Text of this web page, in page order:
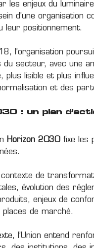
les enjeux du
d’une organisation
leur positionnement.
l’organisation
du secteur, avec une
plus lisible et plus
et des
: un plan
Horizon 2030fixe les
de
évolution des
enjeux de
places de marché.
l’Union entend